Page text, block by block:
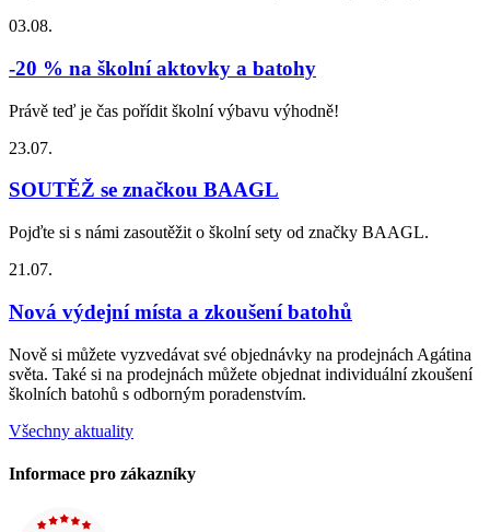
03.08.
-20 % na školní aktovky a batohy
Právě teď je čas pořídit školní výbavu výhodně!
23.07.
SOUTĚŽ se značkou BAAGL
Pojďte si s námi zasoutěžit o školní sety od značky BAAGL.
21.07.
Nová výdejní místa a zkoušení batohů
Nově si můžete vyzvedávat své objednávky na prodejnách Agátina
světa. Také si na prodejnách můžete objednat individuální zkoušení
školních batohů s odborným poradenstvím.
Všechny aktuality
Informace pro zákazníky